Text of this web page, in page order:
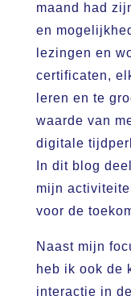
maand had
en
lezingen en
certificaten,
leren en te
waarde van
digitale
In dit blog
mijn
voor de
Naast mijn
heb ik ook de
interactie in